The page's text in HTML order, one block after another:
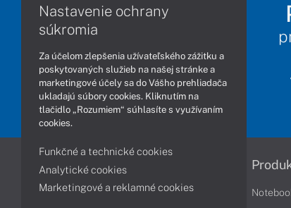
Informácie
Obchodné podmienky
Nastavenie ochrany
súkromia
Za účelom zlepšenia užívateľského zážitku a
poskytovaných služieb na našej stránke a
marketingové účely sa do Vášho prehliadača
ukladajú súbory cookies. Kliknutím na
tlačidlo „Rozumiem“ súhlasíte s využívaním
cookies.
Funkčné a technické cookies
Analytické cookies
Marketingové a reklamné cookies